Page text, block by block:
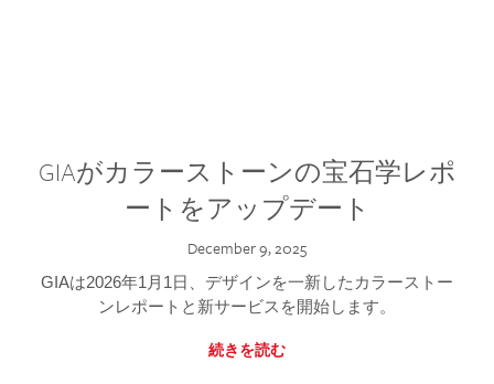
GIAがカラーストーンの宝石学レポ
ートをアップデート
December 9, 2025
GIAは2026年1月1日、デザインを一新したカラーストー
ンレポートと新サービスを開始します。
続きを読む